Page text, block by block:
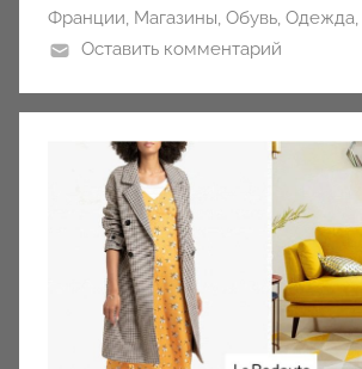
Франции, Магазины, Обувь, Одежда,
Оставить комментарий